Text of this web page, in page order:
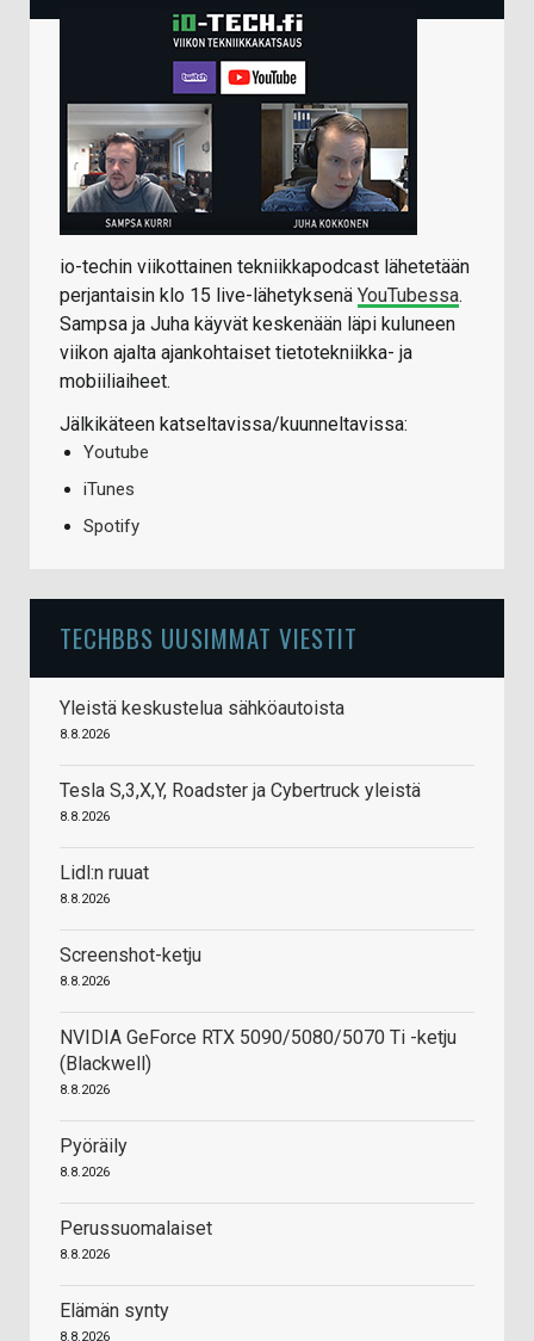
io-techin viikottainen tekniikkapodcast lähetetään
perjantaisin klo 15 live-lähetyksenä YouTubessa.
Sampsa ja Juha käyvät keskenään läpi kuluneen
viikon ajalta ajankohtaiset tietotekniikka- ja
mobiiliaiheet.
Jälkikäteen katseltavissa/kuunneltavissa:
Youtube
iTunes
Spotify
TECHBBS UUSIMMAT VIESTIT
Yleistä keskustelua sähköautoista
8.8.2026
Tesla S,3,X,Y, Roadster ja Cybertruck yleistä
8.8.2026
Lidl:n ruuat
8.8.2026
Screenshot-ketju
8.8.2026
NVIDIA GeForce RTX 5090/5080/5070 Ti -ketju
(Blackwell)
8.8.2026
Pyöräily
8.8.2026
Perussuomalaiset
8.8.2026
Elämän synty
8.8.2026